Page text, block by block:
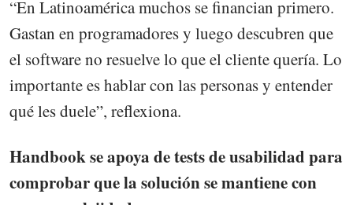
“En Latinoamérica muchos se financian primero.
Gastan en programadores y luego descubren que
el software no resuelve lo que el cliente quería. Lo
importante es hablar con las personas y entender
qué les duele”, reflexiona.
Handbook se apoya de tests de usabilidad para
comprobar que la solución se mantiene con